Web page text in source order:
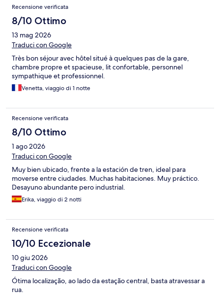
Recensione verificata
8/10 Ottimo
13 mag 2026
Traduci con Google
Très bon séjour avec hôtel situé à quelques pas de la gare,
chambre propre et spacieuse, lit confortable, personnel
sympathique et professionnel.
Venetta, viaggio di 1 notte
Recensione verificata
8/10 Ottimo
1 ago 2026
Traduci con Google
Muy bien ubicado, frente a la estación de tren, ideal para
moverse entre ciudades. Muchas habitaciones. Muy práctico.
Desayuno abundante pero industrial.
Erika, viaggio di 2 notti
Recensione verificata
10/10 Eccezionale
10 giu 2026
Traduci con Google
Ótima localização, ao lado da estação central, basta atravessar a
rua.